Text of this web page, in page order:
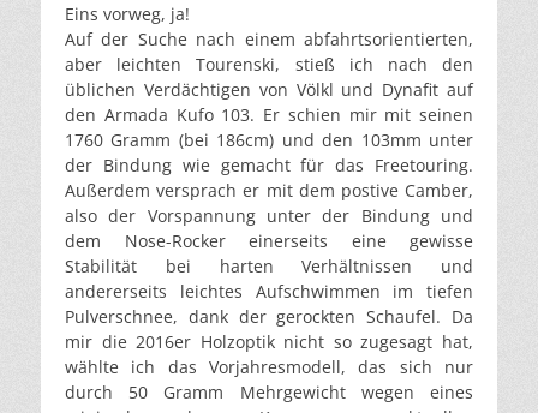
Eins vorweg, ja!
Auf der Suche nach einem abfahrtsorientierten,
aber leichten Tourenski, stieß ich nach den
üblichen Verdächtigen von Völkl und Dynafit auf
den Armada Kufo 103. Er schien mir mit seinen
1760 Gramm (bei 186cm) und den 103mm unter
der Bindung wie gemacht für das Freetouring.
Außerdem versprach er mit dem postive Camber,
also der Vorspannung unter der Bindung und
dem Nose-Rocker einerseits eine gewisse
Stabilität bei harten Verhältnissen und
andererseits leichtes Aufschwimmen im tiefen
Pulverschnee, dank der gerockten Schaufel. Da
mir die 2016er Holzoptik nicht so zugesagt hat,
wählte ich das Vorjahresmodell, das sich nur
durch 50 Gramm Mehrgewicht wegen eines